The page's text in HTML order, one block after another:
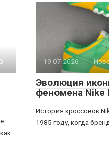
0 19.07.2026
Эволюция
феномена Nike
История кроссовок
1985 году, когда